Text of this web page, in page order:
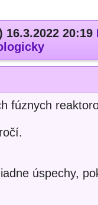
20:19
fúznych
úspechy,